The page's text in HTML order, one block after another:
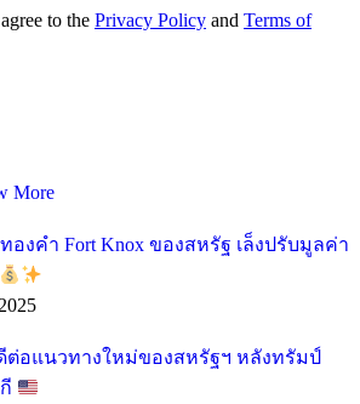
to the Privacy Policy and Terms of
More
องคำ Fort Knox ของสหรัฐ เล็งปรับมูลค่า
ต่อแนวทางใหม่ของสหรัฐฯ หลังทรัมป์